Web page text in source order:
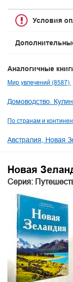
Условия
Аналогичные
Мир увлечений (8587)
Домоводство.
По странам и
Австралия, Новая
Новая
Серия: